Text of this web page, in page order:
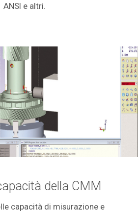
ANSI e altri.
della CMM
capacità di misurazione e